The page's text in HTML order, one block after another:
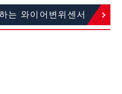
는 와이어변위센서